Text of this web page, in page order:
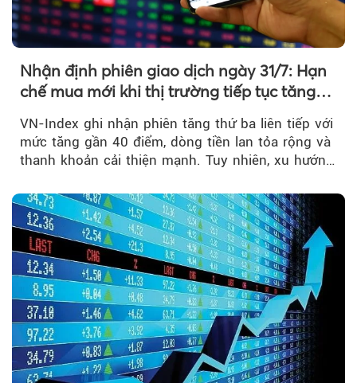
Nhận định phiên giao dịch ngày 31/7: Hạn
chế mua mới khi thị trường tiếp tục tăng
VN-Index ghi nhận phiên tăng thứ ba liên tiếp với
mức tăng gần 40 điểm, dòng tiền lan tỏa rộng và
thanh khoản cải thiện mạnh. Tuy nhiên, xu hướng